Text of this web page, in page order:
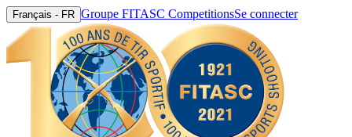
Français - FR Groupe FITASC CompetitionsSe connecter